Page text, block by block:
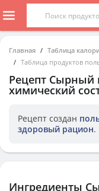
Главная
Таблица
Таблица продуктов
Рецепт Сырный
химический
Рецепт создан
здоровый рацион.
Ингредиенты